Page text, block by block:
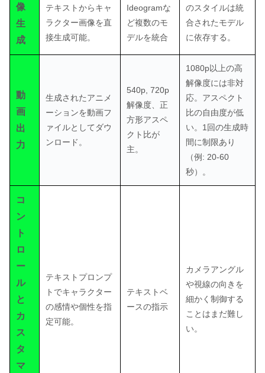
像
生
成
テキストからキャ
ラクター画像を直
接生成可能。
Ideogramな
ど複数のモ
デルを統合
のスタイルは統
合されたモデル
に依存する。
動
画
出
力
生成されたアニメ
ーションを動画フ
ァイルとしてダウ
ンロード。
540p, 720p
解像度、正
方形アスペ
クト比が
主。
1080p以上の高
解像度には非対
応。アスペクト
比の自由度が低
い。1回の生成時
間に制限あり
（例: 20-60
秒）。
コ
ン
ト
ロ
ー
ル
と
カ
ス
タ
マ
テキストプロンプ
トでキャラクター
の感情や個性を指
定可能。
テキストベ
ースの指示
カメラアングル
や視線の向きを
細かく制御する
ことはまだ難し
い。